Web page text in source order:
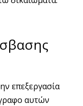
επεξεργασία
αυτών